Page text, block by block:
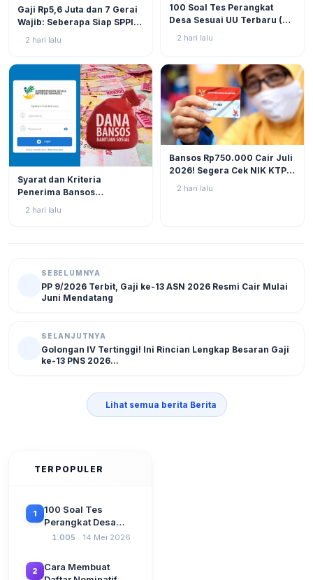
Gaji Rp5,6 Juta dan 7 Gerai
Wajib: Seberapa Siap SPPI
2 hari lalu
100 Soal Tes Perangkat
Desa Sesuai UU Terbaru (UU
2 hari lalu
Syarat dan Kriteria
Penerima Bansos
Rp750.000 Juli 2026, Cek
2 hari lalu
Bansos Rp750.000 Cair Juli
2026! Segera Cek NIK KTP
di Situs Resmi Kemensos
2 hari lalu
SEBELUMNYA
PP 9/2026 Terbit, Gaji ke-13 ASN 2026 Resmi Cair Mulai
Juni Mendatang
SELANJUTNYA
Golongan IV Tertinggi! Ini Rincian Lengkap Besaran Gaji
ke-13 PNS 2026...
Lihat semua berita Berita
TERPOPULER
1
100 Soal Tes
Perangkat Desa
Terbaru 2026
CAT Berbasis UU
1.005 14 Mei 2026
2
Cara Membuat